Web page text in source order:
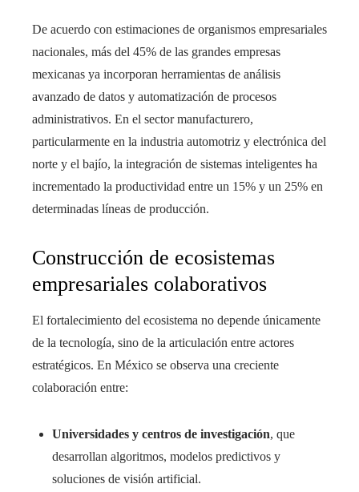
De acuerdo con estimaciones de organismos empresariales
nacionales, más del 45% de las grandes empresas
mexicanas ya incorporan herramientas de análisis
avanzado de datos y automatización de procesos
administrativos. En el sector manufacturero,
particularmente en la industria automotriz y electrónica del
norte y el bajío, la integración de sistemas inteligentes ha
incrementado la productividad entre un 15% y un 25% en
determinadas líneas de producción.
Construcción de ecosistemas
empresariales colaborativos
El fortalecimiento del ecosistema no depende únicamente
de la tecnología, sino de la articulación entre actores
estratégicos. En México se observa una creciente
colaboración entre:
Universidades y centros de investigación, que
desarrollan algoritmos, modelos predictivos y
soluciones de visión artificial.